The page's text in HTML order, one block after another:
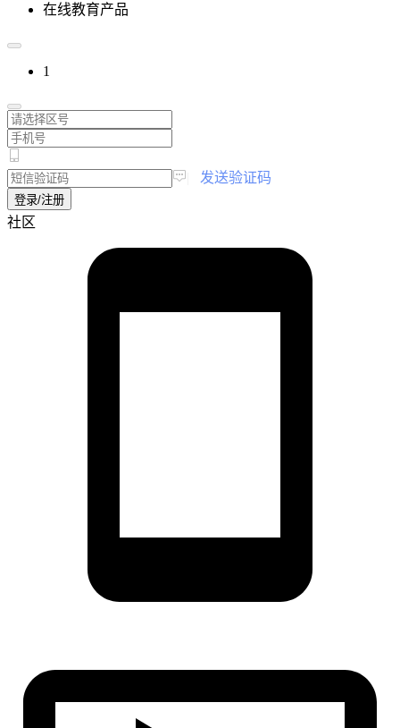
在线教育产品
1
发送验证码
登录/注册
社区